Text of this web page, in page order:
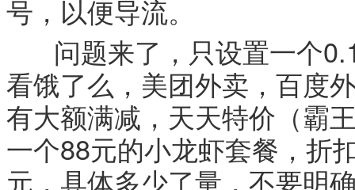
号，以便导流。
问题来了，只设置一个
看饿了么，美团外卖，百度
有大额满减，天天特价（霸
一个88元的小龙虾套餐，折
元，具体多少了量，不要明